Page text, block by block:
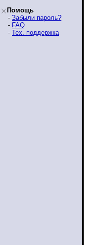
Помощь
- Забыли пароль?
- FAQ
- Тех. поддержка